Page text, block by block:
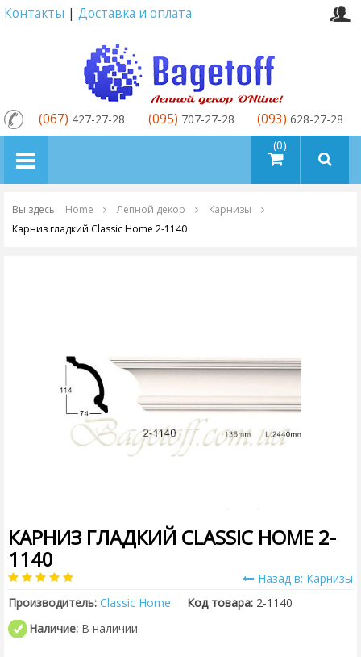
Контакты | Доставка и оплата
товаров (0)
(067) 427-27-28 (095) 707-27-28 (093) 628-27-28
Вы здесь: Home Лепной декор
Карнизы
Карниз гладкий Classic Home 2-1140
КАРНИЗ ГЛАДКИЙ CLASSIC HOME 2-
1140
Назад в: Карнизы
Производитель: Classic Home Код товара: 2-1140
Наличие: В наличии